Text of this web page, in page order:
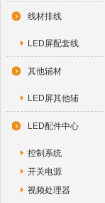
线材排线
LED屏配套线
其他辅材
LED屏其他辅
LED配件中心
控制系统
开关电源
视频处理器